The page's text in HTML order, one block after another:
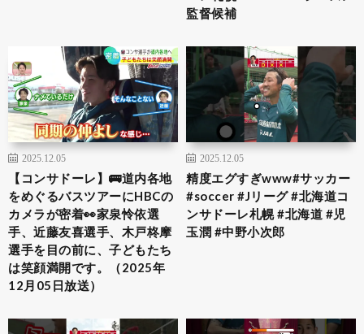
監督候補
2025.12.05
【コンサドーレ】🚌道内各地
をめぐるバスツアーにHBCの
カメラが密着👀家泉怜依選
手、近藤友喜選手、木戸柊摩
選手を目の前に、子どもたち
は笑顔満開です。（2025年
12月05日放送）
2025.12.05
精度エグすぎwww#サッカー
#soccer #Jリーグ #北海道コ
ンサドーレ札幌 #北海道 #児
玉潤 #中野小次郎